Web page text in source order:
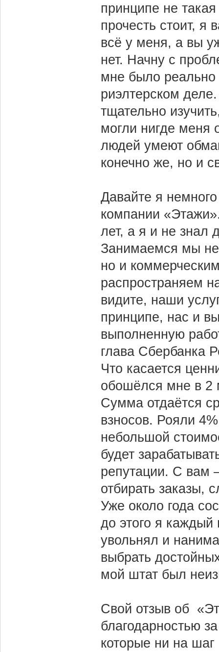
принципе не
прочесть стоит, я
всё у меня, а вы
нет. Начну с
мне было реально
риэлтерском
тщательно
могли нигде меня
людей умеют
конечно же, но и
Давайте я
компании
лет, а я и не знал
Занимаемся мы
но и
распространяем
видите, наши
принципе, нас и
выполненную
глава Сбербанка
Что касается
обошёлся мне в 2
Сумма отдаётся
взносов. Рояли
небольшой
будет
репутации. С вам
отбирать заказы,
Уже около года
до этого я
увольнял и
выбрать
мой штат был
Свой отзыв об
благодарностью
которые ни на